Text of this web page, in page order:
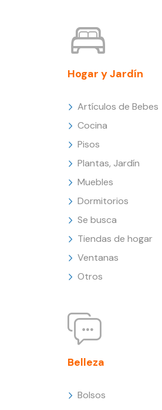
Hogar y Jardín
Artículos de Bebes
Cocina
Pisos
Plantas, Jardín
Muebles
Dormitorios
Se busca
Tiendas de hogar
Ventanas
Otros
Belleza
Bolsos